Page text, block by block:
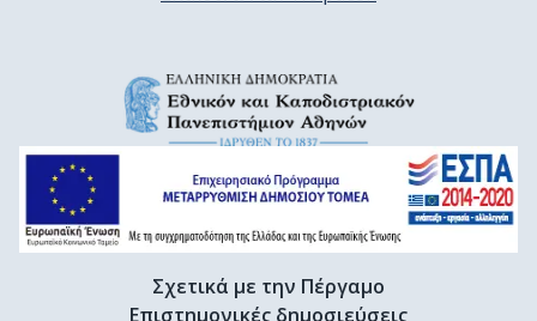
Σχετικά με την Πέργαμο
Επιστημονικές δημοσιεύσεις